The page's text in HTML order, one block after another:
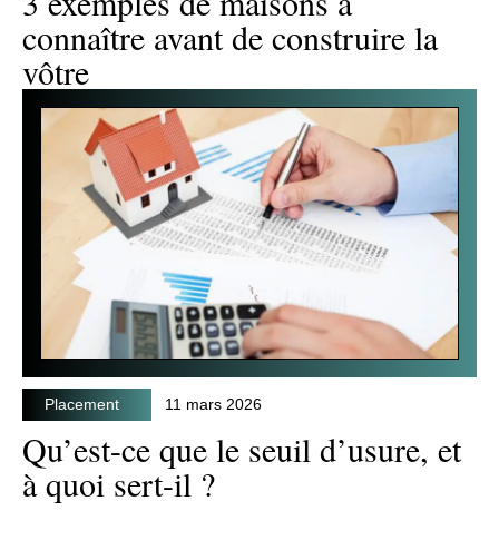
connaître avant de construire la
vôtre
Placement 11 mars 2026
Qu’est-ce que le seuil d’usure, et
à quoi sert-il ?